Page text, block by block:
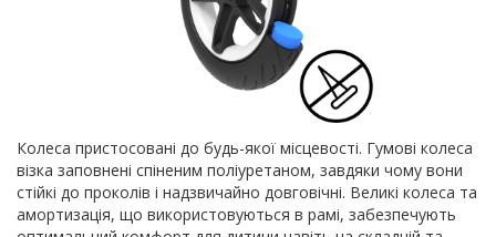
Колеса пристосовані до будь-якої місцевості. Гумові колеса
візка заповнені спіненим поліуретаном, завдяки чому вони
стійкі до проколів і надзвичайно довговічні. Великі колеса та
амортизація, що використовуються в рамі, забезпечують